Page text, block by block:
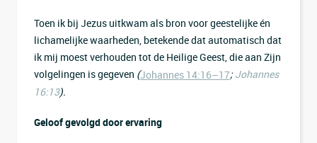
Toen ik bij Jezus uitkwam als bron voor geestelijke én
lichamelijke waarheden, betekende dat automatisch dat
ik mij moest verhouden tot de Heilige Geest, die aan Zijn
volgelingen is gegeven (Johannes 14:16–17;Johannes
16:13).
Geloof gevolgd door ervaring